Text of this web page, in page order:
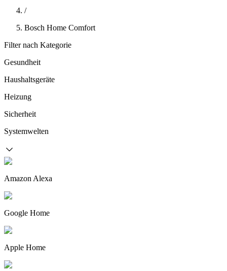
/
Bosch Home Comfort
Filter nach Kategorie
Gesundheit
Haushaltsgeräte
Heizung
Sicherheit
Systemwelten
Amazon Alexa
Google Home
Apple Home